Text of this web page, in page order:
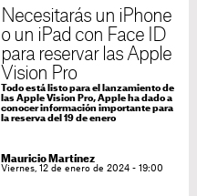
Necesitarás un iPhone
o un iPad con Face ID
para reservar las Apple
Vision Pro
Todo está listo para el lanzamiento de
las Apple Vision Pro, Apple ha dado a
conocer información importante para
la reserva del 19 de enero
Mauricio Martínez
Viernes, 12 de enero de 2024 - 19:00